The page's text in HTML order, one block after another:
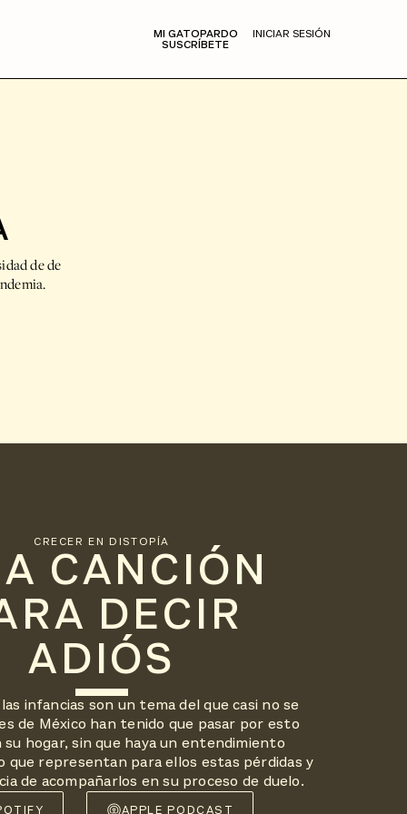
MI GATOPARDO
SUSCRÍBETE
INICIAR SESIÓN
de de
CRECER EN DISTOPÍA
CANCIÓN
DECIR
ADIÓS
infancias son un tema del que casi no se
de México han tenido que pasar por esto
su hogar, sin que haya un entendimiento
que representan para ellos estas pérdidas y
de acompañarlos en su proceso de duelo.
APPLE PODCAST